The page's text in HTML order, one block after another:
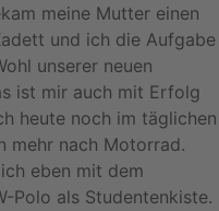
meine Mutter einen
und ich die Aufgabe
unserer neuen
ist mir auch mit Erfolg
heute noch im täglichen
mehr nach Motorrad.
eben mit dem
Polo als Studentenkiste.